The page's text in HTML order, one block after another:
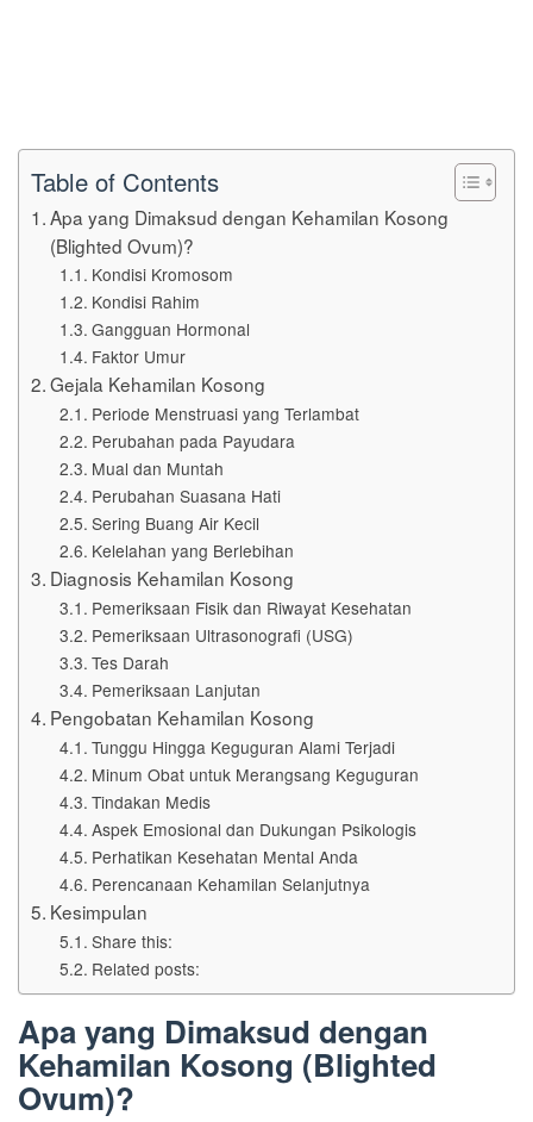
Table of Contents
Apa yang Dimaksud dengan Kehamilan Kosong
(Blighted Ovum)?
Kondisi Kromosom
Kondisi Rahim
Gangguan Hormonal
Faktor Umur
Gejala Kehamilan Kosong
Periode Menstruasi yang Terlambat
Perubahan pada Payudara
Mual dan Muntah
Perubahan Suasana Hati
Sering Buang Air Kecil
Kelelahan yang Berlebihan
Diagnosis Kehamilan Kosong
Pemeriksaan Fisik dan Riwayat Kesehatan
Pemeriksaan Ultrasonografi (USG)
Tes Darah
Pemeriksaan Lanjutan
Pengobatan Kehamilan Kosong
Tunggu Hingga Keguguran Alami Terjadi
Minum Obat untuk Merangsang Keguguran
Tindakan Medis
Aspek Emosional dan Dukungan Psikologis
Perhatikan Kesehatan Mental Anda
Perencanaan Kehamilan Selanjutnya
Kesimpulan
Share this:
Related posts:
Apa yang Dimaksud dengan
Kehamilan Kosong (Blighted
Ovum)?